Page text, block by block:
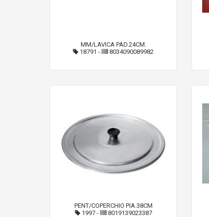
MM/LAVICA PAD.24CM.
18791 - 8034090089982
PENT/COPERCHIO PIA.38CM
1997- 8019139023387